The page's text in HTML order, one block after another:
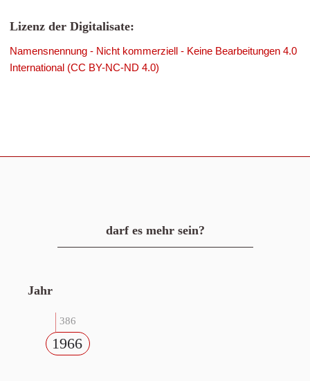
Lizenz der Digitalisate:
Namensnennung - Nicht kommerziell - Keine Bearbeitungen 4.0
International (CC BY-NC-ND 4.0)
darf es mehr sein?
Jahr
386
1966